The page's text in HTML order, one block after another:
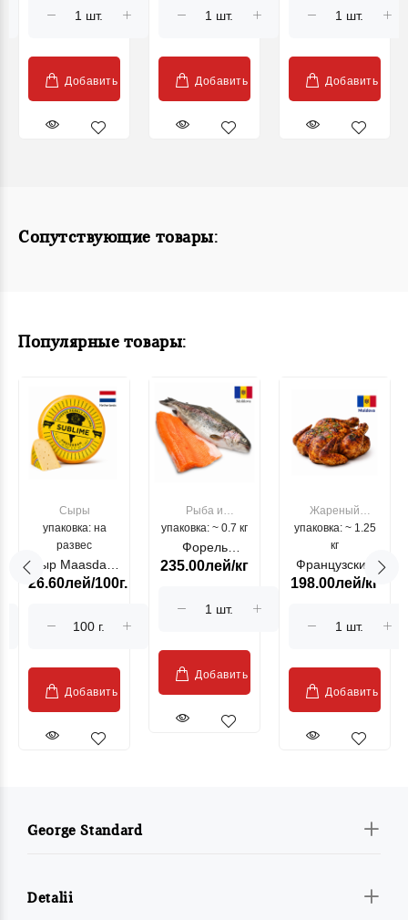
фундуком и
тыквы, 100 г
Добавить Добавить Добавить
Сопутствующие товары:
Популярные товары:
Сыры
упаковка: на
развес
Сыр Maasdam
Sublime Cow
26.60лей/100г.
Добавить
Рыба и
морепродукты
упаковка: ~ 0.7 кг
Форель
лососевая
Moldovenesc"
235.00лей/кг
Добавить
Жареный
цыпленок
упаковка: ~ 1.25
кг
Французский
гриль, кг
198.00лей/кг
Добавить
George Standard
Detalii